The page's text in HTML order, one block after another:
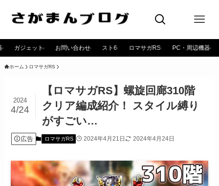
ガジェット お問い合わせ スト6 ロマサガRS PC・周辺機器
ホーム ロマサガRS
【ロマサガRS】螺旋回廊310階
クリア編成紹介！ スタイル縛り
がすごい…
2024
4/24
広告 ロマサガRS 2024年4月21日 2024年4月24日